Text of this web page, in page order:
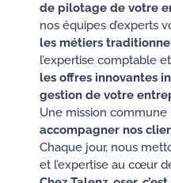
de pilotage de votre
nos équipes d’experts
les métiers
l’expertise comptable et
les offres innovantes
gestion de votre
Une mission commune
accompagner nos
Chaque jour, nous
et l’expertise au cœur